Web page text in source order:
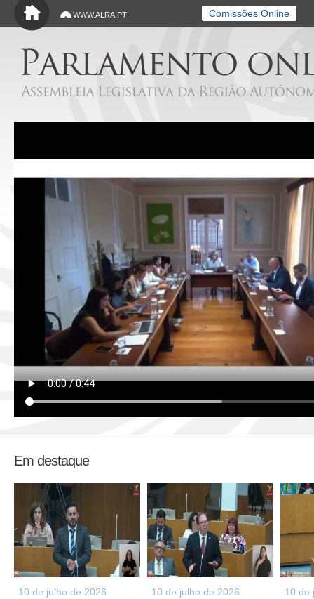
Saltar para o conteúdo principal
WWW.ALRA.PT Comissões Online
Em destaque
10 de julho de 2026
10 de julho de 2026
10 de